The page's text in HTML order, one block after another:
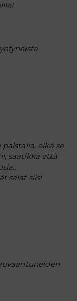
eikä se
saatikka että
salat siis!